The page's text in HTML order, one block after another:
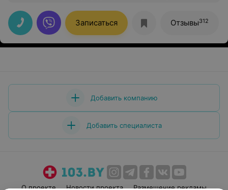
1.12.2023, и заведующему отделением Сергею
Александровичу за профессионализм и внимание!
Также благодарен всему коллективу хирургического
отделения за чуткое, теплое, заботливое отношение к
пациентам. Желаю всем крепкого здоровья и успехов в
Записаться Отзывы312
Добавить компанию
Добавить специалиста
О проекте Новости проекта Размещение рекламы